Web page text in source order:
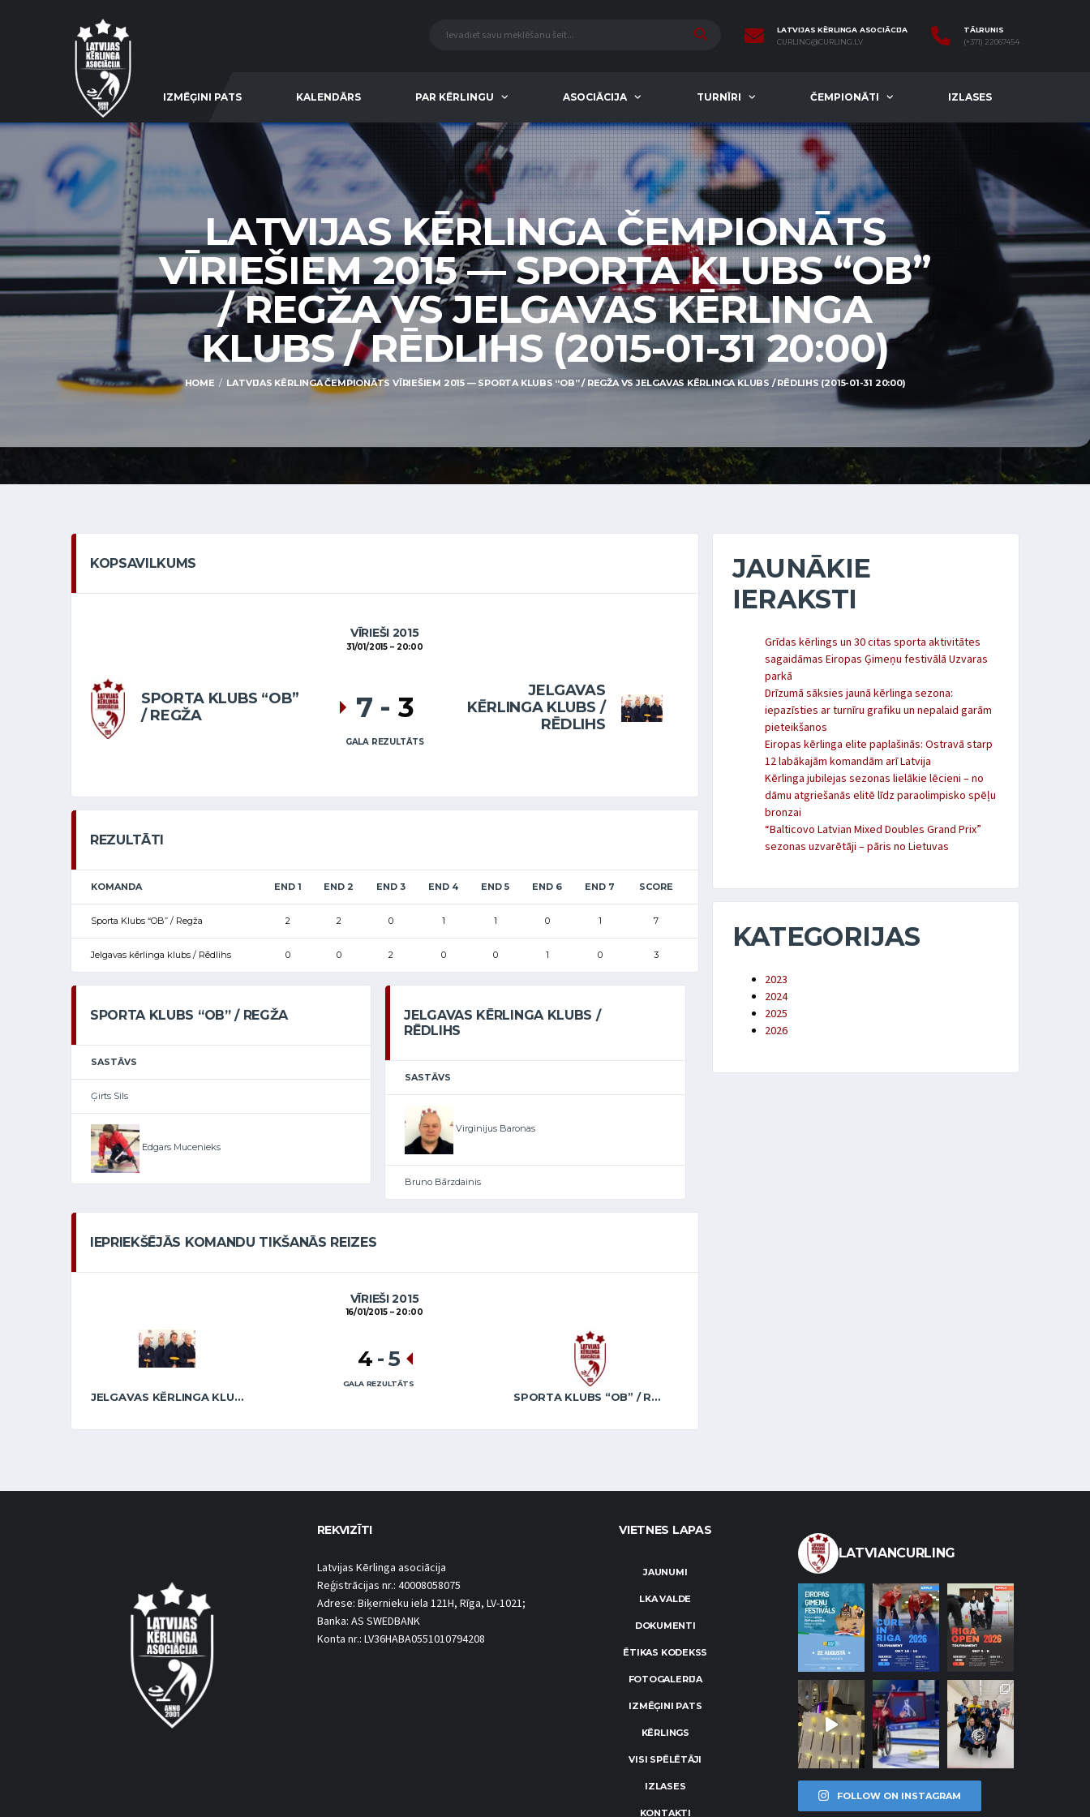
LATVIJAS KĒRLINGA ASOCIĀCIJA
CURLING@CURLING.LV
TĀLRUNIS
(+371) 22067454
IZMĒĢINI PATS KALENDĀRS PAR KĒRLINGU ASOCIĀCIJA TURNĪRI ČEMPIONĀTI IZLASES
LATVIJAS KĒRLINGA ČEMPIONĀTS
VĪRIEŠIEM 2015 — SPORTA KLUBS “OB”
/ REGŽA VS JELGAVAS KĒRLINGA
KLUBS / RĒDLIHS (2015-01-31 20:00)
HOME LATVIJAS KĒRLINGA ČEMPIONĀTS VĪRIEŠIEM 2015 — SPORTA KLUBS “OB” / REGŽA VS JELGAVAS KĒRLINGA KLUBS / RĒDLIHS (2015-01-31 20:00)
KOPSAVILKUMS
VĪRIEŠI 2015
31/01/2015 20:00
SPORTA KLUBS “OB”
/ REGŽA
JELGAVAS
KĒRLINGA KLUBS /
RĒDLIHS
7 - 3
GALA REZULTĀTS
REZULTĀTI
KOMANDA END 1 END 2 END 3 END 4 END 5 END 6 END 7 SCORE
Sporta Klubs “OB” / Regža 2 2 0 1 1 0 1 7
Jelgavas kērlinga klubs / Rēdlihs 0 0 2 0 0 1 0 3
SPORTA KLUBS “OB” / REGŽA
SASTĀVS
Ģirts Sils
Edgars Mucenieks
JELGAVAS KĒRLINGA KLUBS /
RĒDLIHS
SASTĀVS
Virginijus Baronas
Bruno Bārzdainis
IEPRIEKŠĒJĀS KOMANDU TIKŠANĀS REIZES
VĪRIEŠI 2015
16/01/2015 20:00
JELGAVAS KĒRLINGA KLUBS / RĒDLIHS SPORTA KLUBS “OB” / REGŽA
4 -5
GALA REZULTĀTS
JAUNĀKIE
IERAKSTI
Grīdas kērlings un 30 citas sporta aktivitātes
sagaidāmas Eiropas Ģimeņu festivālā Uzvaras
parkā
Drīzumā sāksies jaunā kērlinga sezona:
iepazīsties ar turnīru grafiku un nepalaid garām
pieteikšanos
Eiropas kērlinga elite paplašinās: Ostravā starp
12 labākajām komandām arī Latvija
Kērlinga jubilejas sezonas lielākie lēcieni – no
dāmu atgriešanās elitē līdz paraolimpisko spēļu
bronzai
“Balticovo Latvian Mixed Doubles Grand Prix”
sezonas uzvarētāji – pāris no Lietuvas
KATEGORIJAS
2023
2024
2025
2026
REKVIZĪTI
Latvijas Kērlinga asociācija
Reģistrācijas nr.: 40008058075
Adrese: Biķernieku iela 121H, Rīga, LV-1021;
Banka: AS SWEDBANK
Konta nr.: LV36HABA0551010794208
VIETNES LAPAS
JAUNUMI
LKA VALDE
DOKUMENTI
ĒTIKAS KODEKSS
FOTOGALERIJA
IZMĒĢINI PATS
KĒRLINGS
VISI SPĒLĒTĀJI
IZLASES
KONTAKTI
LATVIANCURLING
FOLLOW ON INSTAGRAM